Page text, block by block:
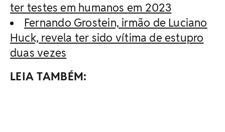
ter testes em humanos em 2023
Fernando Grostein, irmão de Luciano
Huck, revela ter sido vítima de estupro
duas vezes
LEIA TAMBÉM: